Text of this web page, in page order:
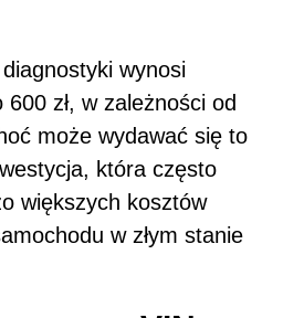
wynosi
zł, w zależności od
może wydawać się to
która często
większych kosztów
w złym stanie